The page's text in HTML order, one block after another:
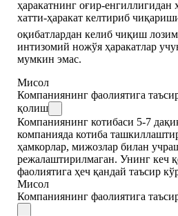
ҳаракатнинг оғир-енгиллигидан
хатти-ҳаракат келтириб
оқибатлардан келиб чиқиш лозим
интизомий ножўя ҳаракатлар
мумкин эмас.
Мисол
Компаниянинг фаолиятига
қолиш
Компаниянинг котибаси 5-7
компанияда котиба
ҳамкорлар, мижозлар билан
режалаштирилмаган. Унинг кеч
фаолиятига ҳеч қандай таъсир
Мисол
Компаниянинг фаолиятига